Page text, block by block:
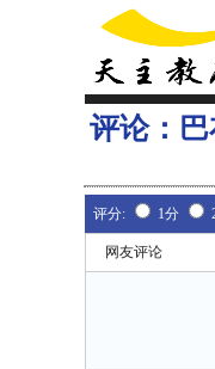
评论：
评分: 1分
网友评论